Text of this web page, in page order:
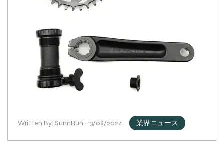
Written By: SunnRun · 13/08/2024 業界ニュース